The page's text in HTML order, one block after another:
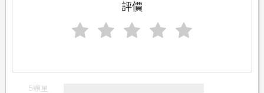
評價
5顆星